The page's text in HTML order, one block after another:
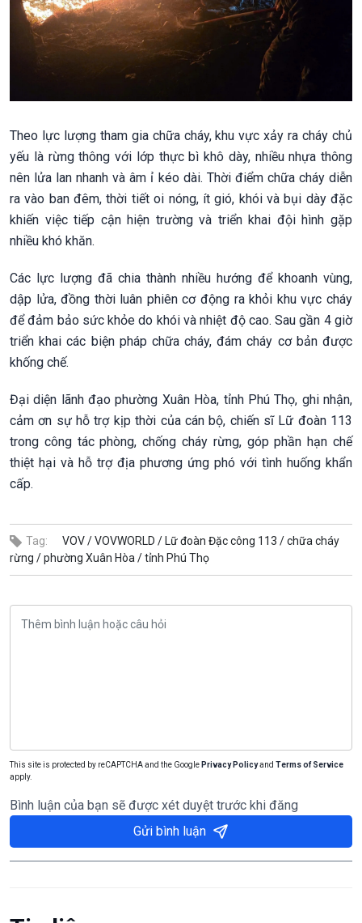
Theo lực lượng tham gia chữa cháy, khu vực xảy ra cháy chủ
yếu là rừng thông với lớp thực bì khô dày, nhiều nhựa thông
nên lửa lan nhanh và âm ỉ kéo dài. Thời điểm chữa cháy diễn
ra vào ban đêm, thời tiết oi nóng, ít gió, khói và bụi dày đặc
khiến việc tiếp cận hiện trường và triển khai đội hình gặp
nhiều khó khăn.
Các lực lượng đã chia thành nhiều hướng để khoanh vùng,
dập lửa, đồng thời luân phiên cơ động ra khỏi khu vực cháy
để đảm bảo sức khỏe do khói và nhiệt độ cao. Sau gần 4 giờ
triển khai các biện pháp chữa cháy, đám cháy cơ bản được
khống chế.
Đại diện lãnh đạo phường Xuân Hòa, tỉnh Phú Thọ, ghi nhận,
cảm ơn sự hỗ trợ kịp thời của cán bộ, chiến sĩ Lữ đoàn 113
trong công tác phòng, chống cháy rừng, góp phần hạn chế
thiệt hại và hỗ trợ địa phương ứng phó với tình huống khẩn
cấp.
Tag: VOV /VOVWORLD / Lữ đoàn Đặc công 113 /chữa cháy
rừng /phường Xuân Hòa /tỉnh Phú Thọ
This site is protected by reCAPTCHA and the Google Privacy Policyand Terms of Service
apply.
Bình luận của bạn sẽ được xét duyệt trước khi đăng
Gửi bình luận